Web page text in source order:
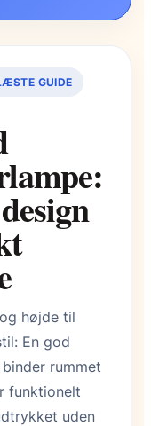
GUIDE
højde til
En god
rummet
funktionelt
uden